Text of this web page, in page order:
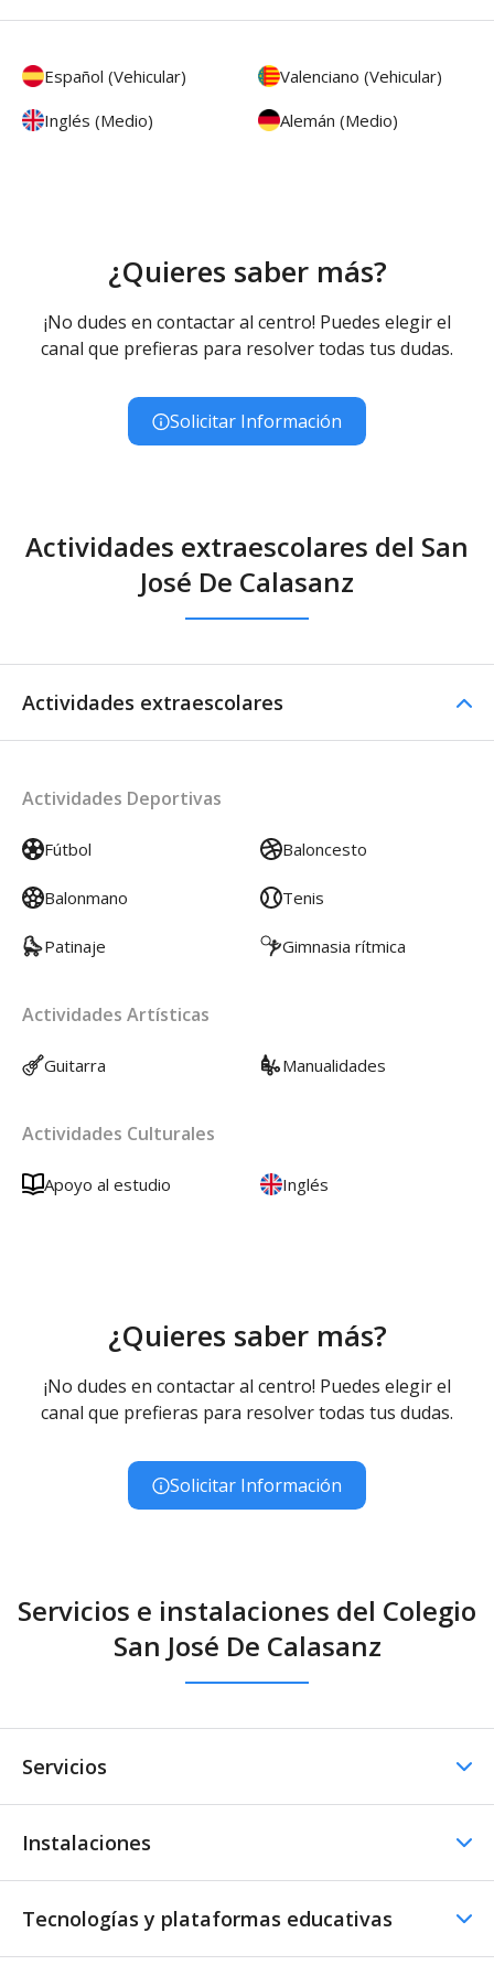
Español (Vehicular)
Valenciano (Vehicular)
Inglés (Medio)
Alemán (Medio)
¿Quieres saber más?
¡No dudes en contactar al centro! Puedes elegir el
canal que prefieras para resolver todas tus dudas.
Solicitar Información
Actividades extraescolares del San
José De Calasanz
Actividades extraescolares
Actividades Deportivas
Fútbol Baloncesto
Balonmano Tenis
Patinaje Gimnasia rítmica
Actividades Artísticas
Guitarra Manualidades
Actividades Culturales
Apoyo al estudio Inglés
¿Quieres saber más?
¡No dudes en contactar al centro! Puedes elegir el
canal que prefieras para resolver todas tus dudas.
Solicitar Información
Servicios e instalaciones del Colegio
San José De Calasanz
Servicios
Comedor - Cocina propia
Menús especiales
Nutricionistas
Instalaciones
Instalaciones Educativas
Tecnologías y plataformas educativas